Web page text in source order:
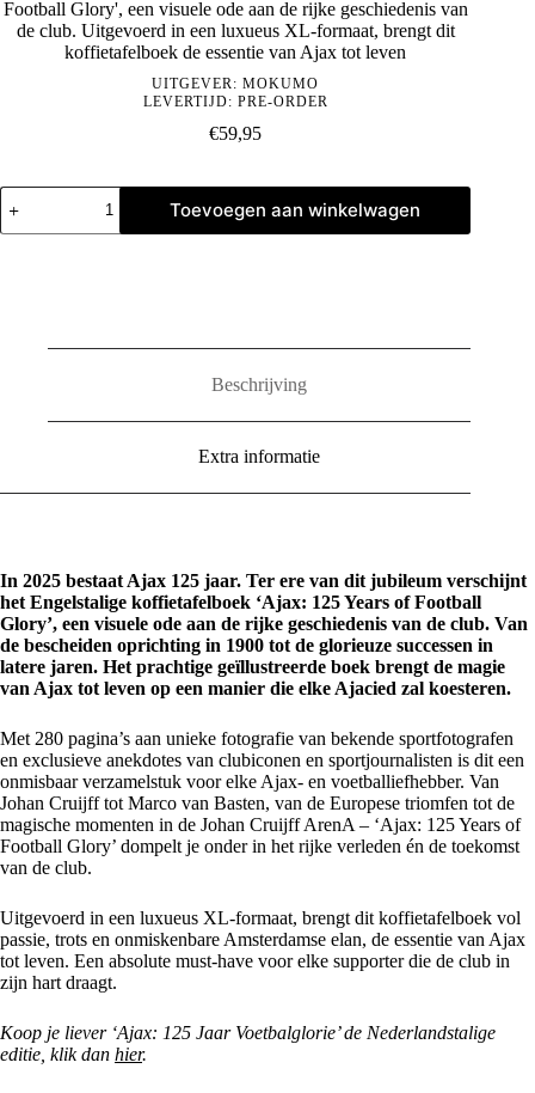
Football Glory', een visuele ode aan de rijke geschiedenis van
de club. Uitgevoerd in een luxueus XL-formaat, brengt dit
koffietafelboek de essentie van Ajax tot leven
UITGEVER:MOKUMO
LEVERTIJD: PRE-ORDER
€59,95
Ajax:
125
Years
Toevoegen aan winkelwagen
Beschrijving
Extra informatie
In 2025 bestaat Ajax 125 jaar. Ter ere van dit jubileum verschijnt
het Engelstalige koffietafelboek ‘Ajax: 125 Years of Football
Glory’, een visuele ode aan de rijke geschiedenis van de club. Van
de bescheiden oprichting in 1900 tot de glorieuze successen in
latere jaren. Het prachtige geïllustreerde boek brengt de magie
van Ajax tot leven op een manier die elke Ajacied zal koesteren.
Met 280 pagina’s aan unieke fotografie van bekende sportfotografen
en exclusieve anekdotes van clubiconen en sportjournalisten is dit een
onmisbaar verzamelstuk voor elke Ajax- en voetballiefhebber. Van
Johan Cruijff tot Marco van Basten, van de Europese triomfen tot de
magische momenten in de Johan Cruijff ArenA – ‘Ajax: 125 Years of
Football Glory’ dompelt je onder in het rijke verleden én de toekomst
van de club.
Uitgevoerd in een luxueus XL-formaat, brengt dit koffietafelboek vol
passie, trots en onmiskenbare Amsterdamse elan, de essentie van Ajax
tot leven. Een absolute must-have voor elke supporter die de club in
zijn hart draagt.
Koop je liever ‘Ajax: 125 Jaar Voetbalglorie’ de Nederlandstalige
editie, klik dan hier.